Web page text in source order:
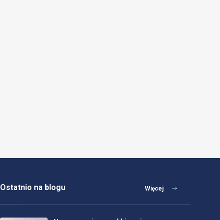
Ostatnio na blogu Więcej